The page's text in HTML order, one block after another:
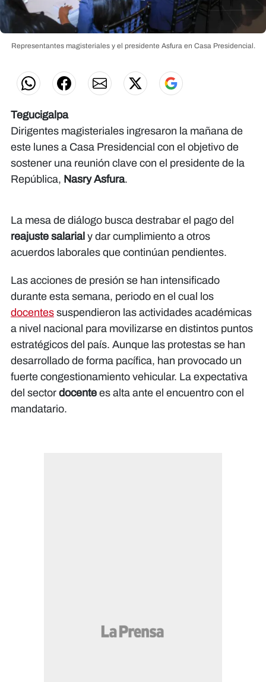
Representantes magisteriales y el presidente Asfura en Casa Presidencial.
Tegucigalpa
Dirigentes magisteriales ingresaron la mañana de
este lunes a Casa Presidencial con el objetivo de
sostener una reunión clave con el presidente de la
República, Nasry Asfura.
La mesa de diálogo busca destrabar el pago del
reajuste salarial y dar cumplimiento a otros
acuerdos laborales que continúan pendientes.
Las acciones de presión se han intensificado
durante esta semana, periodo en el cual los
docentes suspendieron las actividades académicas
a nivel nacional para movilizarse en distintos puntos
estratégicos del país. Aunque las protestas se han
desarrollado de forma pacífica, han provocado un
fuerte congestionamiento vehicular. La expectativa
del sector docente es alta ante el encuentro con el
mandatario.